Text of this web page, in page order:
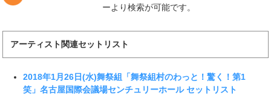
ーより検索が可能です。
アーティスト関連セットリスト
2018年1月26日(水)舞祭組「舞祭組村のわっと！驚く！第1
笑」名古屋国際会議場センチュリーホール セットリスト